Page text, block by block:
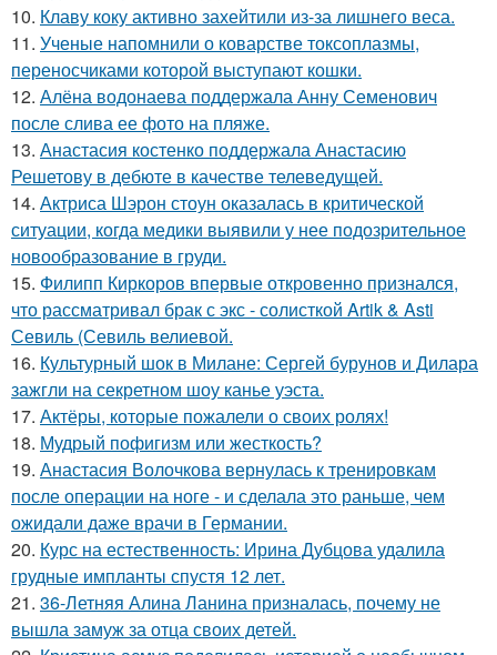
10. Клаву коку активно захейтили из-за лишнего веса.
11. Ученые напомнили о коварстве токсоплазмы,
переносчиками которой выступают кошки.
12. Алёна водонаева поддержала Анну Семенович
после слива ее фото на пляже.
13. Анастасия костенко поддержала Анастасию
Решетову в дебюте в качестве телеведущей.
14. Актриса Шэрон стоун оказалась в критической
ситуации, когда медики выявили у нее подозрительное
новообразование в груди.
15. Филипп Киркоров впервые откровенно признался,
что рассматривал брак с экс - солисткой Artik & Asti
Севиль (Севиль велиевой.
16. Культурный шок в Милане: Сергей бурунов и Дилара
зажгли на секретном шоу канье уэста.
17. Актёры, которые пожалели о своих ролях!
18. Мудрый пофигизм или жесткость?
19. Анастасия Волочкова вернулась к тренировкам
после операции на ноге - и сделала это раньше, чем
ожидали даже врачи в Германии.
20. Курс на естественность: Ирина Дубцова удалила
грудные импланты спустя 12 лет.
21. 36-Летняя Алина Ланина призналась, почему не
вышла замуж за отца своих детей.